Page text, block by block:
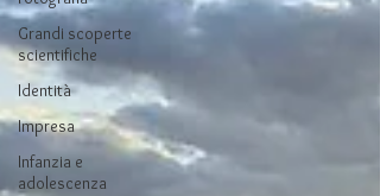
Grandi scoperte
scientifiche
Identità
Impresa
Infanzia e
adolescenza